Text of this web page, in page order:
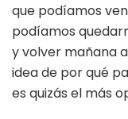
que podíamos
podíamos
y volver mañana
idea de por qué
es quizás el más